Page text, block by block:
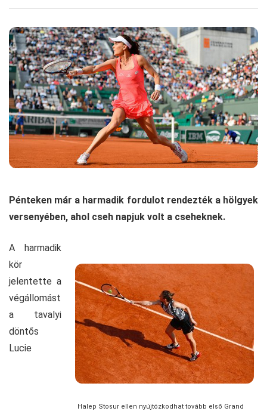
Pénteken már a harmadik fordulot rendezték a hölgyek
versenyében, ahol cseh napjuk volt a cseheknek.
Halep Stosur ellen nyújtózkodhat tovább első Grand
A harmadik
kör
jelentette a
végállomást
a tavalyi
döntős
Lucie